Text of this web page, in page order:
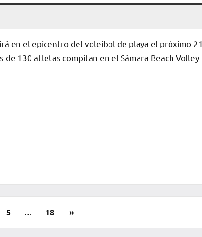
en el epicentro del voleibol de playa el próximo 21
de 130 atletas compitan en el Sámara Beach Volley
5 … 18 »